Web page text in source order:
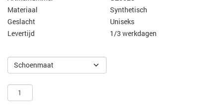
Materiaal
Synthetisch
Geslacht
Uniseks
Levertijd
1/3 werkdagen